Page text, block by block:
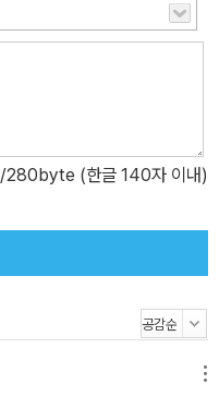
/280byte (한글 140자 이내)